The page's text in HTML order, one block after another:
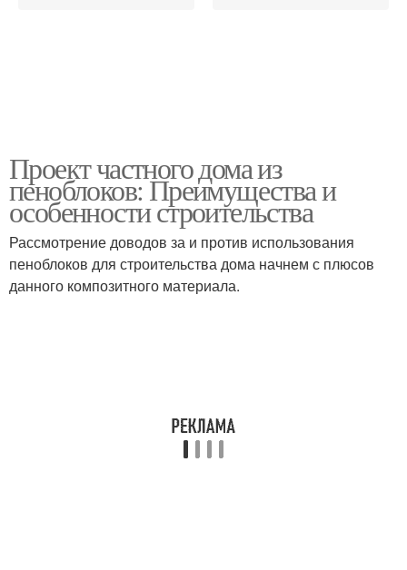
Проект частного дома из
пеноблоков: Преимущества и
особенности строительства
Рассмотрение доводов за и против использования
пеноблоков для строительства дома начнем с плюсов
данного композитного материала.